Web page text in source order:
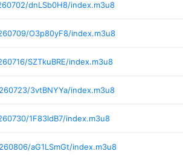
dnLSb0H8/index.m3u8
O3p80yF8/index.m3u8
SZTkuBRE/index.m3u8
3vtBNYYa/index.m3u8
1F83ldB7/index.m3u8
aG1LSmGt/index.m3u8